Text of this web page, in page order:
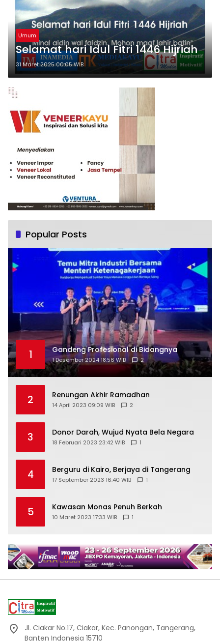
Umum
Selamat hari Idul Fitri 1446 Hijriah
31 Maret 2025 00:05 WIB
Popular Posts
1 Gandeng Profesional di Bidangnya
1 Desember 2024 18:56 WIB 2
2 Renungan Akhir Ramadhan
14 April 2023 09:09 WIB 2
3 Donor Darah, Wujud Nyata Bela Negara
18 Februari 2023 23:42 WIB 1
4 Berguru di Kairo, Berjaya di Tangerang
17 September 2023 16:40 WIB 1
5 Kawasan Monas Penuh Berkah
10 Maret 2023 17:33 WIB 1
Jl. Ciakar No.17, Ciakar, Kec. Panongan, Tangerang,
Banten Indonesia 15710